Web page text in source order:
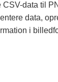
CSV-data til
data,
i